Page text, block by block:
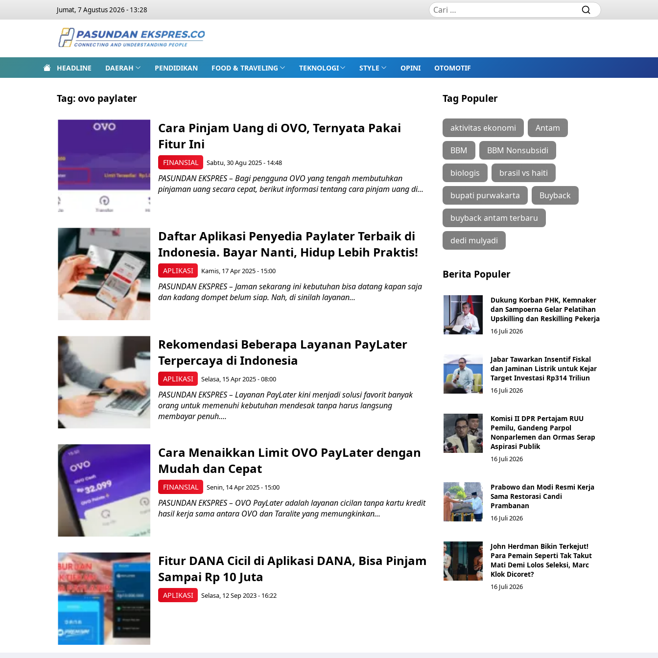
Jumat, 7 Agustus 2026 - 13:28
HEADLINE DAERAH PENDIDIKAN FOOD & TRAVELING TEKNOLOGI STYLE OPINI OTOMOTIF
Tag:ovo paylater
FINANSIAL
Cara Pinjam Uang di OVO, Ternyata Pakai
Fitur Ini
Sabtu, 30 Agu 2025 - 14:48
PASUNDAN EKSPRES – Bagi pengguna OVO yang tengah membutuhkan
pinjaman uang secara cepat, berikut informasi tentang cara pinjam uang di...
APLIKASI
Daftar Aplikasi Penyedia Paylater Terbaik di
Indonesia. Bayar Nanti, Hidup Lebih Praktis!
Kamis, 17 Apr 2025 - 15:00
PASUNDAN EKSPRES – Jaman sekarang ini kebutuhan bisa datang kapan saja
dan kadang dompet belum siap. Nah, di sinilah layanan...
APLIKASI
Rekomendasi Beberapa Layanan PayLater
Terpercaya di Indonesia
Selasa, 15 Apr 2025 - 08:00
PASUNDAN EKSPRES – Layanan PayLater kini menjadi solusi favorit banyak
orang untuk memenuhi kebutuhan mendesak tanpa harus langsung
membayar penuh....
FINANSIAL
Cara Menaikkan Limit OVO PayLater dengan
Mudah dan Cepat
Senin, 14 Apr 2025 - 15:00
PASUNDAN EKSPRES – OVO PayLater adalah layanan cicilan tanpa kartu kredit
hasil kerja sama antara OVO dan Taralite yang memungkinkan...
APLIKASI
Fitur DANA Cicil di Aplikasi DANA, Bisa Pinjam
Sampai Rp 10 Juta
Selasa, 12 Sep 2023 - 16:22
Tag Populer
aktivitas ekonomi Antam
BBM BBM Nonsubsidi
biologis brasil vs haiti
bupati purwakarta Buyback
buyback antam terbaru
dedi mulyadi
Berita Populer
Dukung Korban PHK, Kemnaker
dan Sampoerna Gelar Pelatihan
Upskilling dan Reskilling Pekerja
16 Juli 2026
Jabar Tawarkan Insentif Fiskal
dan Jaminan Listrik untuk Kejar
Target Investasi Rp314 Triliun
16 Juli 2026
Komisi II DPR Pertajam RUU
Pemilu, Gandeng Parpol
Nonparlemen dan Ormas Serap
Aspirasi Publik
16 Juli 2026
Prabowo dan Modi Resmi Kerja
Sama Restorasi Candi
Prambanan
16 Juli 2026
John Herdman Bikin Terkejut!
Para Pemain Seperti Tak Takut
Mati Demi Lolos Seleksi, Marc
Klok Dicoret?
16 Juli 2026